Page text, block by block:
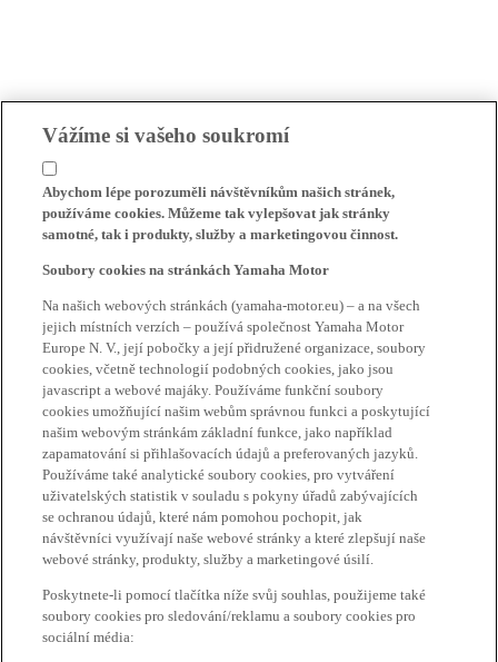
Vážíme si vašeho soukromí
Abychom lépe porozuměli návštěvníkům našich stránek,
používáme cookies. Můžeme tak vylepšovat jak stránky
samotné, tak i produkty, služby a marketingovou činnost.
Soubory cookies na stránkách Yamaha Motor
Na našich webových stránkách (yamaha-motor.eu) – a na všech
jejich místních verzích – používá společnost Yamaha Motor
Europe N. V., její pobočky a její přidružené organizace, soubory
cookies, včetně technologií podobných cookies, jako jsou
javascript a webové majáky. Používáme funkční soubory
cookies umožňující našim webům správnou funkci a poskytující
našim webovým stránkám základní funkce, jako například
zapamatování si přihlašovacích údajů a preferovaných jazyků.
Používáme také analytické soubory cookies, pro vytváření
uživatelských statistik v souladu s pokyny úřadů zabývajících
se ochranou údajů, které nám pomohou pochopit, jak
návštěvníci využívají naše webové stránky a které zlepšují naše
webové stránky, produkty, služby a marketingové úsilí.
Poskytnete-li pomocí tlačítka níže svůj souhlas, použijeme také
soubory cookies pro sledování/reklamu a soubory cookies pro
sociální média: